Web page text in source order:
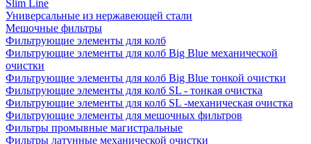
Slim Line
Универсальные из нержавеющей стали
Мешочные фильтры
Фильтрующие элементы для колб
Фильтрующие элементы для колб Big Blue механической
очистки
Фильтрующие элементы для колб Big Blue тонкой очистки
Фильтрующие элементы для колб SL - тонкая очистка
Фильтрующие элементы для колб SL -механическая очистка
Фильтрующие элементы для мешочных фильтров
Фильтры промывные магистральные
Фильтры латунные механической очистки